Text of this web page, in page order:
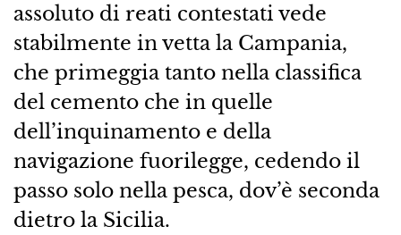
assoluto di reati contestati vede
stabilmente in vetta la Campania,
che primeggia tanto nella classifica
del cemento che in quelle
dell’inquinamento e della
navigazione fuorilegge, cedendo il
passo solo nella pesca, dov’è seconda
dietro la Sicilia.